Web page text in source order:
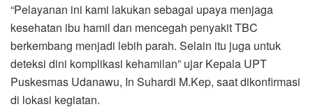
“Pelayanan ini kami lakukan sebagai upaya menjaga
kesehatan ibu hamil dan mencegah penyakit TBC
berkembang menjadi lebih parah. Selain itu juga untuk
deteksi dini komplikasi kehamilan” ujar Kepala UPT
Puskesmas Udanawu, In Suhardi M.Kep, saat dikonfirmasi
di lokasi kegiatan.